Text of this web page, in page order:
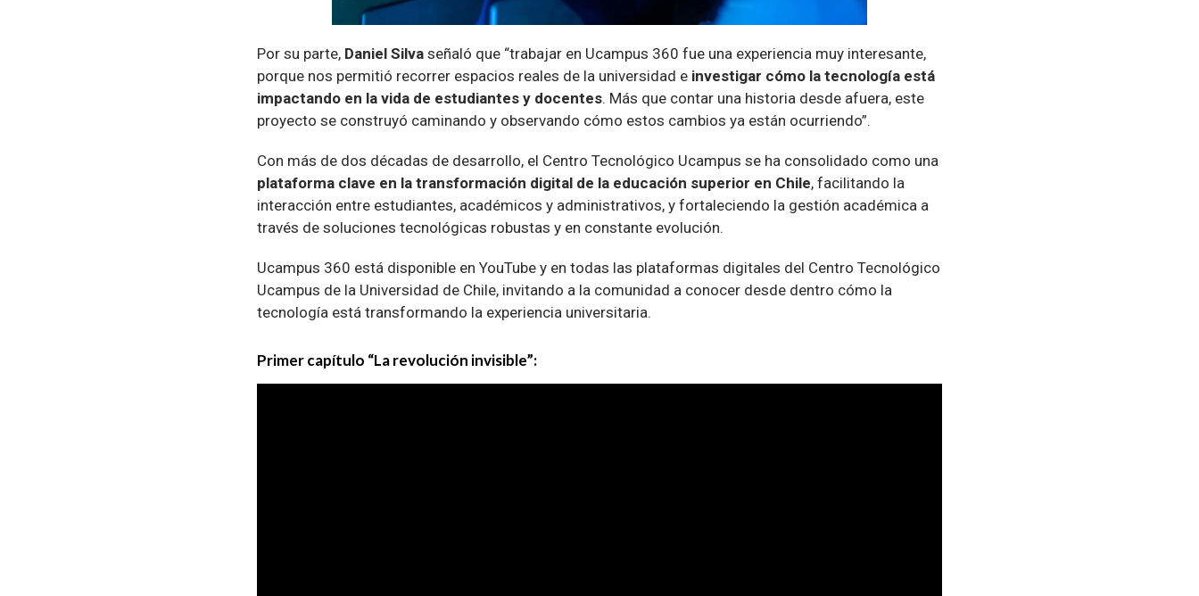
Por su parte, Daniel Silva señaló que “trabajar en Ucampus 360 fue una experiencia muy interesante,
porque nos permitió recorrer espacios reales de la universidad e investigar cómo la tecnología está
impactando en la vida de estudiantes y docentes. Más que contar una historia desde afuera, este
proyecto se construyó caminando y observando cómo estos cambios ya están ocurriendo”.
Con más de dos décadas de desarrollo, el Centro Tecnológico Ucampus se ha consolidado como una
plataforma clave en la transformación digital de la educación superior en Chile, facilitando la
interacción entre estudiantes, académicos y administrativos, y fortaleciendo la gestión académica a
través de soluciones tecnológicas robustas y en constante evolución.
Ucampus 360 está disponible en YouTube y en todas las plataformas digitales del Centro Tecnológico
Ucampus de la Universidad de Chile, invitando a la comunidad a conocer desde dentro cómo la
tecnología está transformando la experiencia universitaria.
Primer capítulo “La revolución invisible”: